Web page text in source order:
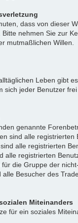
dass von dieser
nehmen Sie zur
mutmaßlichen Willen.
Leben gibt
sich jeder Benutzer
genannte
sind alle registrierten
alle registrierten
alle registrierten
die Gruppe der
alle Besucher des
Miteinanders
für ein soziales